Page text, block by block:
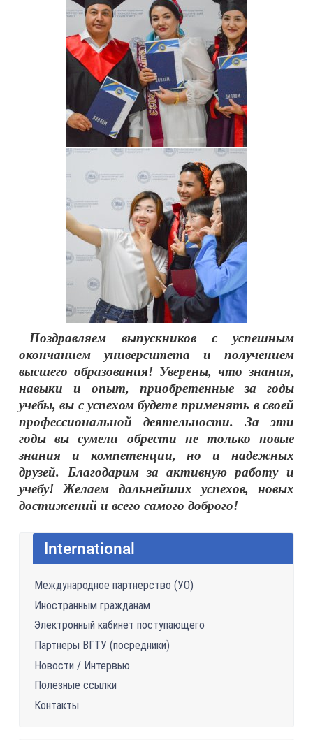
Поздравляем выпускников с успешным
окончанием университета и получением
высшего образования! Уверены, что знания,
навыки и опыт, приобретенные за годы
учебы, вы с успехом будете применять в своей
профессиональной деятельности. За эти
годы вы сумели обрести не только новые
знания и компетенции, но и надежных
друзей. Благодарим за активную работу и
учебу! Желаем дальнейших успехов, новых
достижений и всего самого доброго!
International
Международное партнерство (УО)
Иностранным гражданам
Электронный кабинет поступающего
Партнеры ВГТУ (посредники)
Новости / Интервью
Полезные ссылки
Контакты